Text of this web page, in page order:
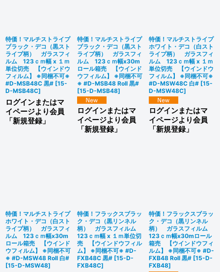
特価！マルチストライプ
ブラック・デコ（黒スト
ライプ柄） ガラスフィ
ルム 123ｃｍ幅 x １ｍ
単位切売 【ウインドウ
フィルム】 ※同梱不可※
#D-MSB48C 黒# [15-
D-MSB48C]
ログインまたはマ
イページより会員
「新規登録」
特価！マルチストライプ
ブラック・デコ（黒スト
ライプ柄） ガラスフィ
ルム 123ｃｍ幅x30m
ロール箱売 【ウインド
ウフィルム】 ※同梱不可
※ #D-MSB48 Roll 黒#
[15-D-MSB48]
ログインまたはマ
イページより会員
「新規登録」
特価！マルチストライプ
ホワイト・デコ（白スト
ライプ柄） ガラスフィ
ルム 123ｃｍ幅 x １ｍ
単位切売 【ウインドウ
フィルム】 ※同梱不可※
#D-MSW48C 白# [15-
D-MSW48C]
ログインまたはマ
イページより会員
「新規登録」
特価！マルチストライプ
ホワイト・デコ（白スト
ライプ柄） ガラスフィ
ルム 123ｃｍ幅x30m
ロール箱売 【ウインド
ウフィルム】 ※同梱不可
※ #D-MSW48 Roll 白#
[15-D-MSW48]
特価！フラックスブラッ
ク・デコ（黒リンネル
柄） ガラスフィルム
123ｃｍ幅 x １ｍ単位切
売 【ウインドウフィル
ム】 ※同梱不可※ #D-
FXB48C 黒# [15-D-
FXB48C]
特価！フラックスブラッ
ク・デコ（黒リンネル
柄） ガラスフィルム
123ｃｍ幅x30mロール
箱売 【ウインドウフィ
ルム】 ※同梱不可※ #D-
FXB48 Roll 黒# [15-D-
FXB48]